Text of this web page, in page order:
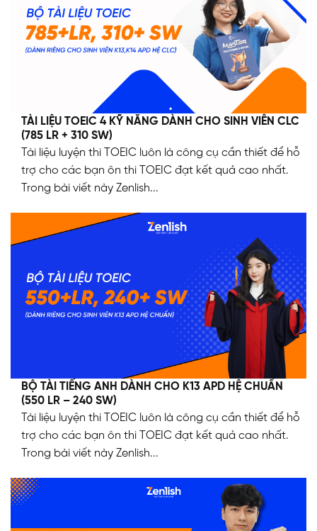
TÀI LIỆU TOEIC 4 KỸ NĂNG DÀNH CHO SINH VIÊN CLC
(785 LR + 310 SW)
Tài liệu luyện thi TOEIC luôn là công cụ cần thiết để hỗ
trợ cho các bạn ôn thi TOEIC đạt kết quả cao nhất.
Trong bài viết này Zenlish...
BỘ TÀI TIẾNG ANH DÀNH CHO K13 APD HỆ CHUẨN
(550 LR – 240 SW)
Tài liệu luyện thi TOEIC luôn là công cụ cần thiết để hỗ
trợ cho các bạn ôn thi TOEIC đạt kết quả cao nhất.
Trong bài viết này Zenlish...